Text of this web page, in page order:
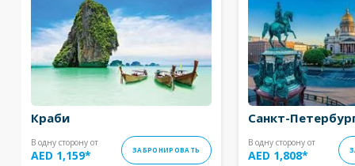
Краби
В одну сторону от
AED 1,159* ЗАБРОНИРОВАТЬ
Санкт-
В одну сторону от
AED 1,808*